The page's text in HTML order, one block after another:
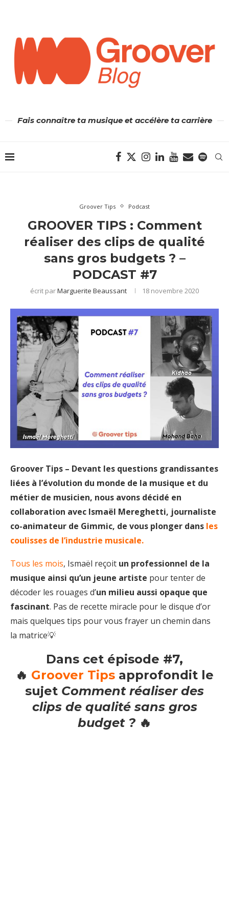
Fais connaître ta musique et accélère ta carrière
Groover Tips Podcast
GROOVER TIPS : Comment
réaliser des clips de qualité
sans gros budgets ? –
PODCAST #7
écrit parMarguerite Beaussant 18 novembre 2020
Groover Tips – Devant les questions grandissantes
liées à l’évolution du monde de la musique et du
métier de musicien, nous avons décidé en
collaboration avec Ismaël Mereghetti, journaliste
co-animateur de Gimmic, de vous plonger dans les
coulisses de l’industrie musicale.
Tous les mois, Ismaël reçoit un professionnel de la
musique ainsi qu’un jeune artiste pour tenter de
décoder les rouages d’un milieu aussi opaque que
fascinant. Pas de recette miracle pour le disque d’or
mais quelques tips pour vous frayer un chemin dans
la matrice💡
Dans cet épisode #7,
🔥 Groover Tips approfondit le
sujet Comment réaliser des
clips de qualité sans gros
budget ? 🔥